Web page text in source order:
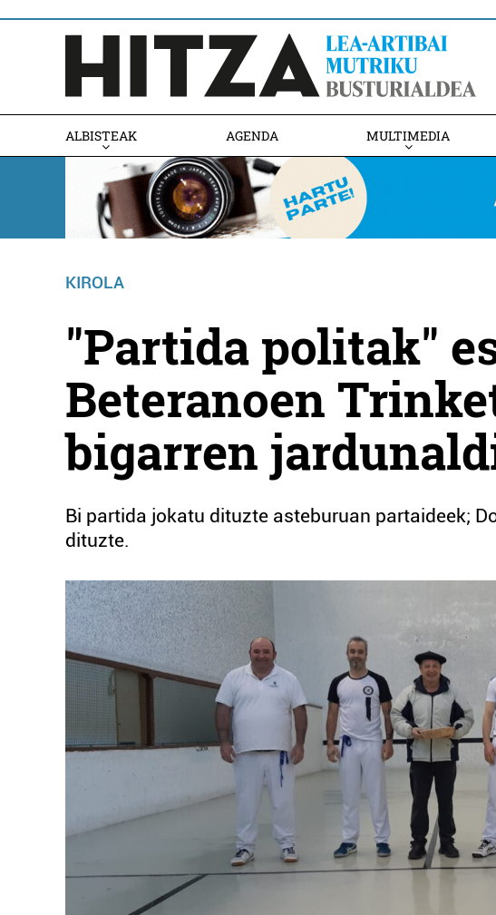
ALBISTEAK AGENDA MULTIMEDIA
KIROLA
"Partida politak"
Beteranoen
bigarren
Bi partida jokatu dituzte asteburuan partaideek;
dituzte.